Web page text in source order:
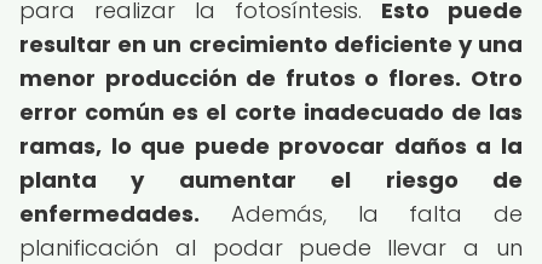
para realizar la fotosíntesis. Esto puede
resultar en un crecimiento deficiente y una
menor producción de frutos o flores. Otro
error común es el corte inadecuado de las
ramas, lo que puede provocar daños a la
planta y aumentar el riesgo de
enfermedades. Además, la falta de
planificación al podar puede llevar a un